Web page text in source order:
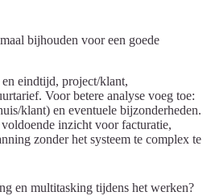
bijhouden voor een goede
eindtijd, project/klant,
Voor betere analyse voeg toe:
klant) en eventuele bijzonderheden.
inzicht voor facturatie,
zonder het systeem te complex te
en multitasking tijdens het werken?